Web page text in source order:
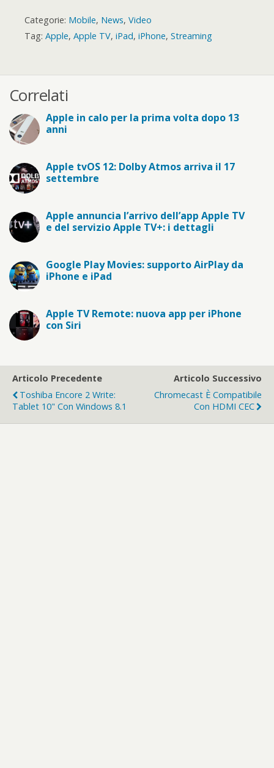
Categorie: Mobile, News, Video
Tag: Apple, Apple TV, iPad, iPhone, Streaming
Correlati
Apple in calo per la prima volta dopo 13
anni
Apple tvOS 12: Dolby Atmos arriva il 17
settembre
Apple annuncia l’arrivo dell’app Apple TV
e del servizio Apple TV+: i dettagli
Google Play Movies: supporto AirPlay da
iPhone e iPad
Apple TV Remote: nuova app per iPhone
con Siri
Articolo Precedente
Toshiba Encore 2 Write:
Tablet 10" Con Windows 8.1
Articolo Successivo
Chromecast È Compatibile
Con HDMI CEC